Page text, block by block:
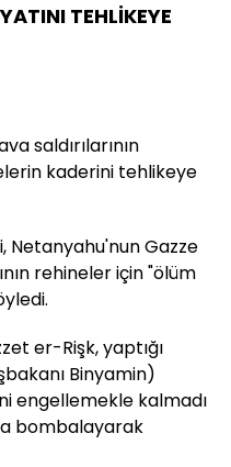
TEHLİKEYE
saldırılarının
kaderini tehlikeye
Netanyahu'nun Gazze
rehineler için "ölüm
er-Rişk, yaptığı
Binyamin)
engellemekle kalmadı
bombalayarak